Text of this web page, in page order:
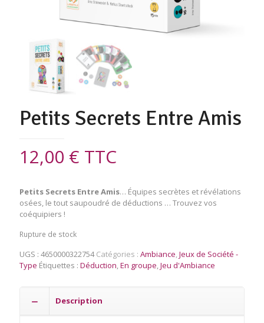
Petits Secrets Entre Amis
12,00 € TTC
Petits Secrets Entre Amis… Équipes secrètes et révélations
osées, le tout saupoudré de déductions … Trouvez vos
coéquipiers !
Rupture de stock
UGS : 4650000322754 Catégories : Ambiance Jeux de Société -
Type Étiquettes : Déduction En groupe Jeu d'Ambiance
Description